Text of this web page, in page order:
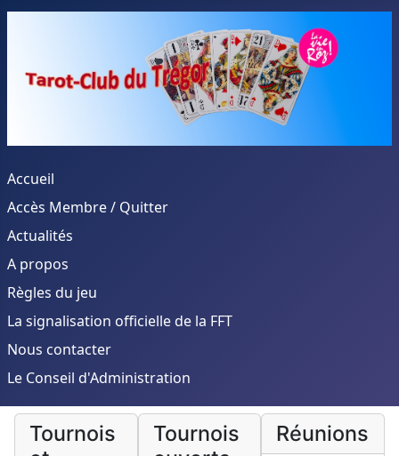
Accueil
Accès Membre / Quitter
Actualités
A propos
Règles du jeu
La signalisation officielle de la FFT
Nous contacter
Le Conseil d'Administration
Tournois
Tournois
Réunions